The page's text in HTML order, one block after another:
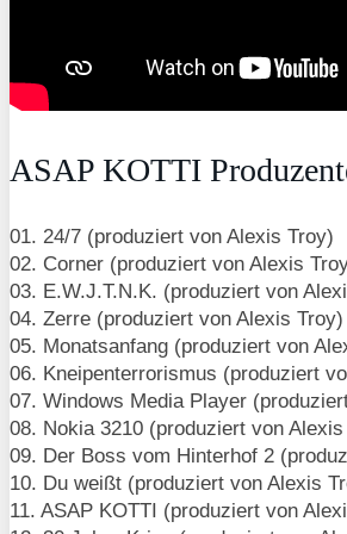
ASAP KOTTI
01. 24/7 (produziert von Alexis Troy)
02. Corner (produziert von Alexis
03. E.W.J.T.N.K. (produziert von
04. Zerre (produziert von Alexis Troy)
05. Monatsanfang (produziert von
06. Kneipenterrorismus (produziert
07. Windows Media Player
08. Nokia 3210 (produziert von
09. Der Boss vom Hinterhof 2
10. Du weißt (produziert von Alexis
11. ASAP KOTTI (produziert von